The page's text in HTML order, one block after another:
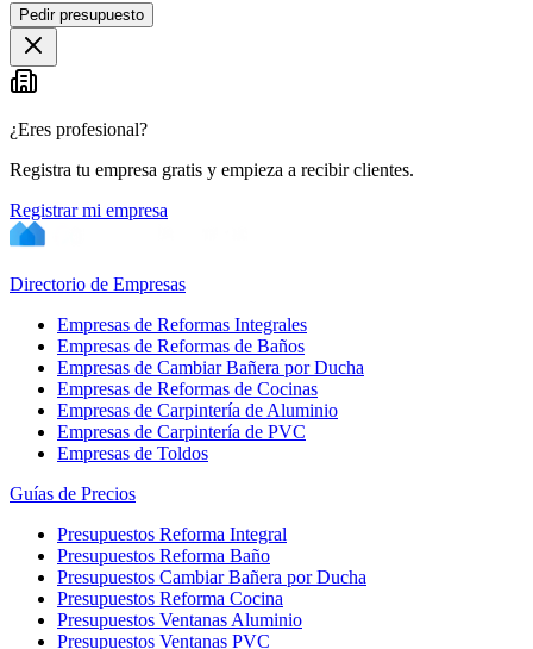
+
−
Pedir presupuesto
¿Eres profesional?
Registra tu empresa gratis y empieza a recibir clientes.
Registrar mi empresa
Directorio de Empresas
Empresas de Reformas Integrales
Empresas de Reformas de Baños
Empresas de Cambiar Bañera por Ducha
Empresas de Reformas de Cocinas
Empresas de Carpintería de Aluminio
Empresas de Carpintería de PVC
Empresas de Toldos
Guías de Precios
Presupuestos Reforma Integral
Presupuestos Reforma Baño
Presupuestos Cambiar Bañera por Ducha
Presupuestos Reforma Cocina
Presupuestos Ventanas Aluminio
Presupuestos Ventanas PVC